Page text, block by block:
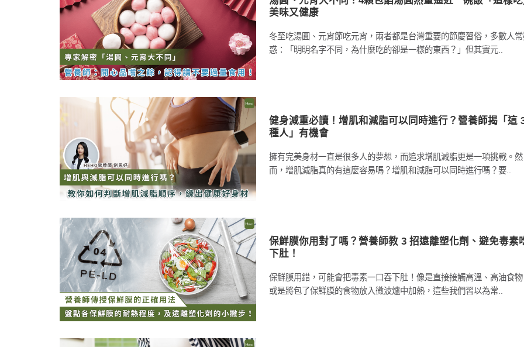
美味又健康
冬至吃湯圓、元宵節吃元宵，兩者都是台灣重要的節慶習俗，多數人
惑：「明明名字不同，為什麼吃的卻是一樣的東西？」但其實元..
健身減重必讀！增肌和減脂可以同時進行？營養師揭「這
種人」有機會
擁有完美身材一直是很多人的夢想，而追求增肌減脂更是一項挑戰。然
而，增肌減脂真的有這麼容易嗎？增肌和減脂可以同時進行嗎？要..
保鮮膜你用對了嗎？營養師教 3 招遠離塑化劑、避免毒素
下肚！
保鮮膜用錯，可能會把毒素一口吞下肚！像是直接接觸高溫、高油食
或是將包了保鮮膜的食物放入微波爐中加熱，這些我們習以為常..